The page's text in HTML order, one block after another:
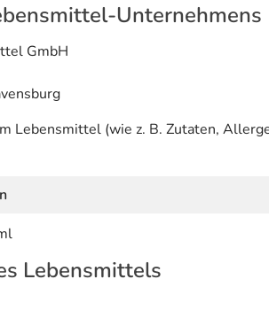
Unternehmens
GmbH
Lebensmittel (wie z. B. Zutaten,
Lebensmittels